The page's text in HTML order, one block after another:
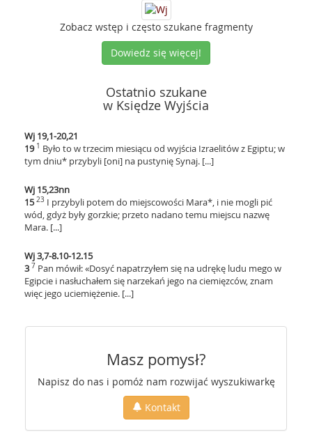
Zobacz wstęp i często szukane fragmenty
Dowiedz się więcej!
Ostatnio szukane
w Księdze Wyjścia
Wj 19,1-20,21
191 Było to w trzecim miesiącu od wyjścia Izraelitów z Egiptu; w
tym dniu* przybyli [oni] na pustynię Synaj. [...]
Wj 15,23nn
15 23 I przybyli potem do miejscowości Mara*, i nie mogli pić
wód, gdyż były gorzkie; przeto nadano temu miejscu nazwę
Mara. [...]
Wj 3,7-8.10-12.15
3 7 Pan mówił: «Dosyć napatrzyłem się na udrękę ludu mego w
Egipcie i nasłuchałem się narzekań jego na ciemięzców, znam
więc jego uciemiężenie. [...]
Masz pomysł?
Napisz do nas i pomóż nam rozwijać wyszukiwarkę
Kontakt